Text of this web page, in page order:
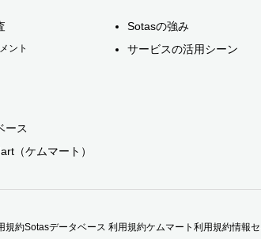
ント
ース
（ケムマート）
Sotasの強み
サービスの活用シーン
規約Sotasデータベース 利用規約ケムマート利用規約情報